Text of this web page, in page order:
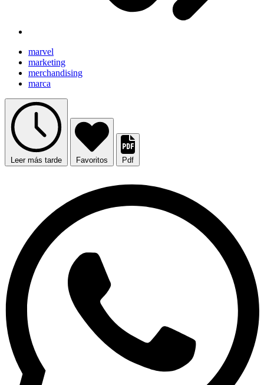
marvel
marketing
merchandising
marca
Leer más tarde Favoritos Pdf